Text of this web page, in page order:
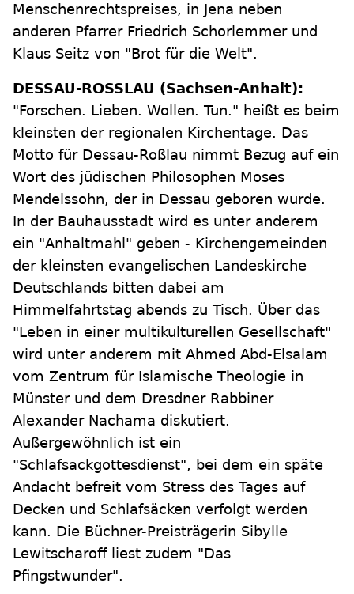
Menschenrechtspreises, in Jena neben
anderen Pfarrer Friedrich Schorlemmer und
Klaus Seitz von "Brot für die Welt".
DESSAU-ROSSLAU (Sachsen-Anhalt):
"Forschen. Lieben. Wollen. Tun." heißt es beim
kleinsten der regionalen Kirchentage. Das
Motto für Dessau-Roßlau nimmt Bezug auf ein
Wort des jüdischen Philosophen Moses
Mendelssohn, der in Dessau geboren wurde.
In der Bauhausstadt wird es unter anderem
ein "Anhaltmahl" geben - Kirchengemeinden
der kleinsten evangelischen Landeskirche
Deutschlands bitten dabei am
Himmelfahrtstag abends zu Tisch. Über das
"Leben in einer multikulturellen Gesellschaft"
wird unter anderem mit Ahmed Abd-Elsalam
vom Zentrum für Islamische Theologie in
Münster und dem Dresdner Rabbiner
Alexander Nachama diskutiert.
Außergewöhnlich ist ein
"Schlafsackgottesdienst", bei dem ein späte
Andacht befreit vom Stress des Tages auf
Decken und Schlafsäcken verfolgt werden
kann. Die Büchner-Preisträgerin Sibylle
Lewitscharoff liest zudem "Das
Pfingstwunder".